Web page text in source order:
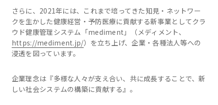
さらに、2021年には、これまで培ってきた知見・ネットワー
クを生かした健康経営・予防医療に貢献する新事業としてクラ
ウド健康管理システム「mediment」（メディメント、
https://mediment.jp/）を立ち上げ、企業・各種法人等への
浸透を図っています。
企業理念は『多様な人々が支え合い、共に成長することで、新
しい社会システムの構築に貢献する』。